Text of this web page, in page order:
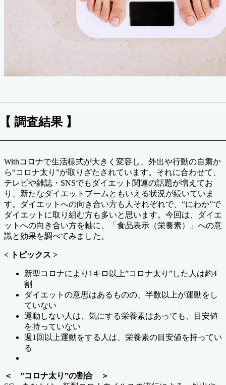
調査結果 】
Withコロナで生活様式が大きく変容し、外出や行動の自粛か
ら“コロナ太り”が取りざたされています。それに合わせて、
テレビや雑誌・SNSでもダイエット関連の話題が増えてお
り、新たなダイエットブームともいえる状況が続いていま
す。ダイエットへの向き合い方も人それぞれで、“にわか”で
ダイエットに取り組む方も多いと思います。今回は、ダイエ
ットへの向き合い方を軸に、「食品表示（栄養素）」への意
識と効果を調べてみました。
< トピックス >
新型コロナにより1キロ以上”コロナ太り”した人は約4
割
ダイエットの意思はあるものの、半数以上が運動をし
ていない
運動しない人は、気にする栄養素はあっても、目安値
を持っていない
週1回以上運動をする人は、栄養素の目安値を持ってい
る
＜ ”コロナ太り”の割合 ＞